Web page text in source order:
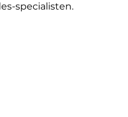
specialisten.